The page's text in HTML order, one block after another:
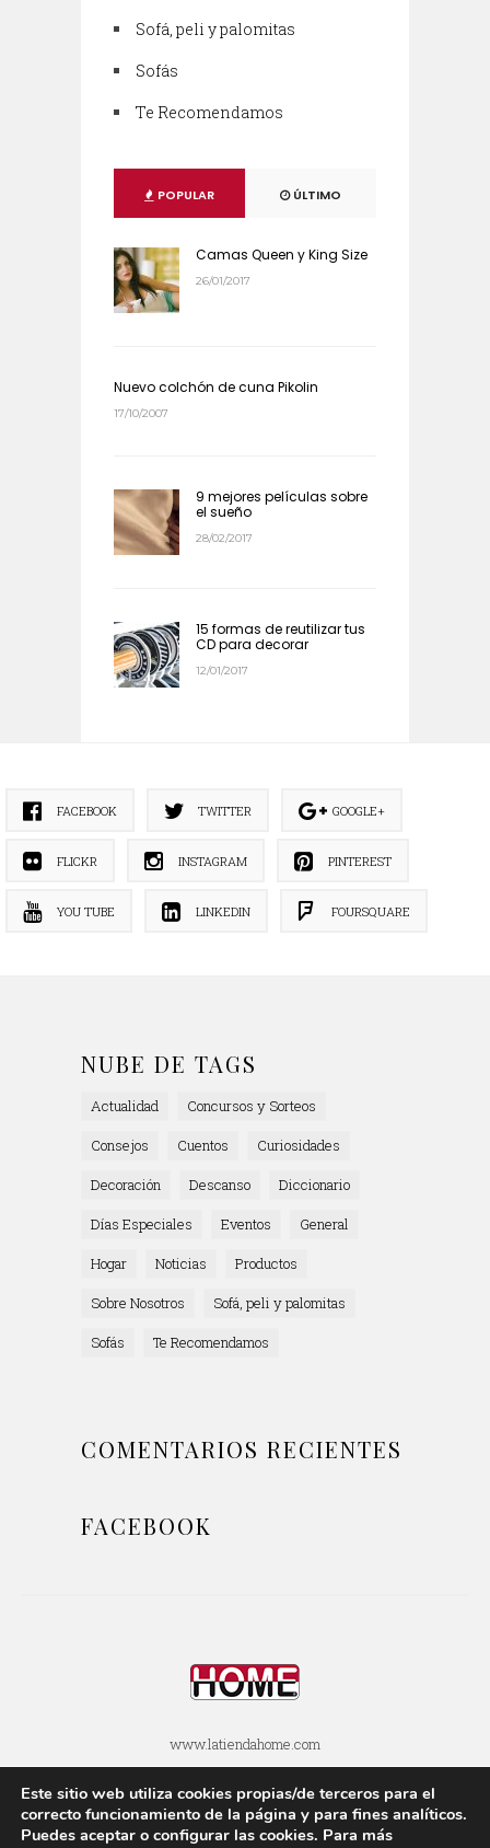
Sofá, peli y palomitas
Sofás
Te Recomendamos
POPULAR ÚLTIMO
Camas Queen y King Size
26/01/2017
Nuevo colchón de cuna Pikolin
17/10/2007
9 mejores películas sobre
el sueño
28/02/2017
15 formas de reutilizar tus
CD para decorar
12/01/2017
FACEBOOK TWITTER GOOGLE+
FLICKR INSTAGRAM PINTEREST
YOU TUBE LINKEDIN FOURSQUARE
NUBE DE TAGS
Actualidad
Concursos y Sorteos
Consejos
Cuentos
Curiosidades
Decoración
Descanso
Diccionario
Días Especiales
Eventos
General
Hogar
Noticias
Productos
Sobre Nosotros
Sofá, peli y palomitas
Sofás
Te Recomendamos
COMENTARIOS RECIENTES
FACEBOOK
www.latiendahome.com
POLÍTICA DE COOKIES
POLÍTICA DE PRIVACIDAD
AVISOS LEGALES
SOBRE ESTE BLOG
Este sitio web utiliza cookies propias/de terceros para el
correcto funcionamiento de la página y para fines analí­ticos.
Puedes aceptar o configurar las cookies. Para más